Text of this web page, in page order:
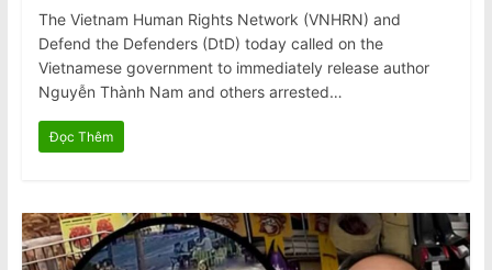
r
The Vietnam Human Rights Network (VNHRN) and
Defend the Defenders (DtD) today called on the
Vietnamese government to immediately release author
Nguyễn Thành Nam and others arrested…
Đọc Thêm